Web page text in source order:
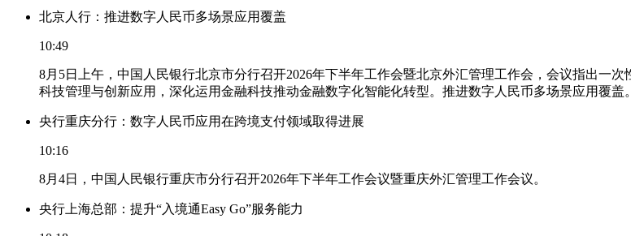
北京人行：推进数字人民币多场景应用覆盖
10:49
8月5日上午，中国人民银行北京市分行召开2026年下半年工作会暨北京外汇管理工作会，会议指出一
科技管理与创新应用，深化运用金融科技推动金融数字化智能化转型。推进数字人民币多场景应用覆盖。
央行重庆分行：数字人民币应用在跨境支付领域取得进展
10:16
8月4日，中国人民银行重庆市分行召开2026年下半年工作会议暨重庆外汇管理工作会议。
央行上海总部：提升“入境通Easy Go”服务能力